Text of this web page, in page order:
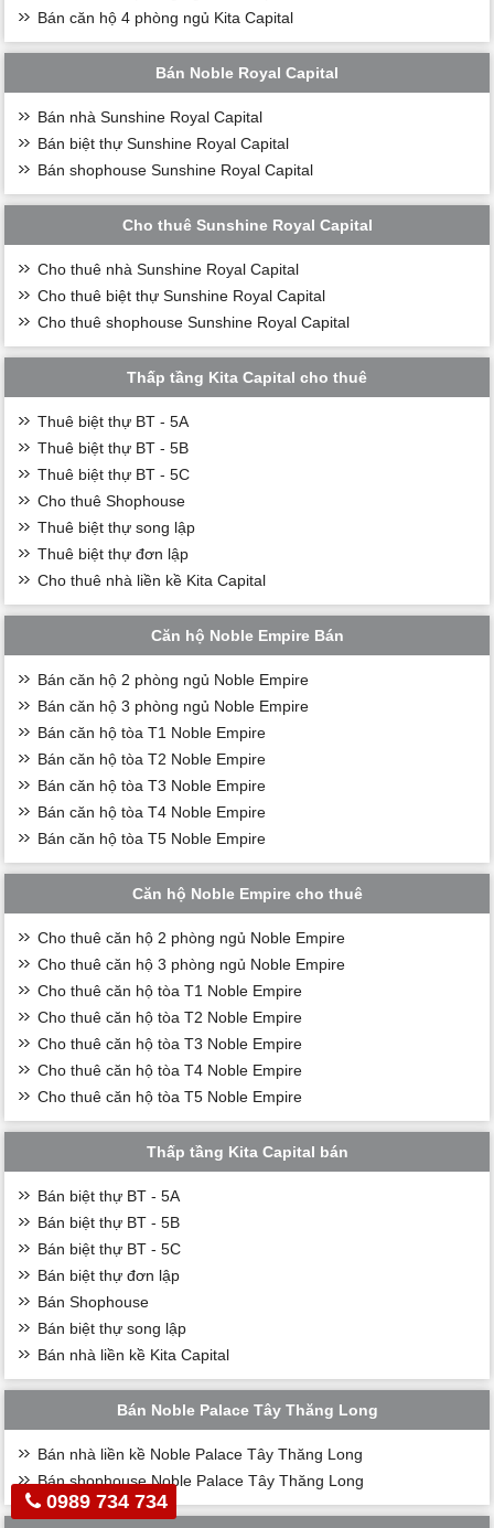
Bán căn hộ 4 phòng ngủ Kita Capital
Bán Noble Royal Capital
Bán nhà Sunshine Royal Capital
Bán biệt thự Sunshine Royal Capital
Bán shophouse Sunshine Royal Capital
Cho thuê Sunshine Royal Capital
Cho thuê nhà Sunshine Royal Capital
Cho thuê biệt thự Sunshine Royal Capital
Cho thuê shophouse Sunshine Royal Capital
Thấp tầng Kita Capital cho thuê
Thuê biệt thự BT - 5A
Thuê biệt thự BT - 5B
Thuê biệt thự BT - 5C
Cho thuê Shophouse
Thuê biệt thự song lập
Thuê biệt thự đơn lập
Cho thuê nhà liền kề Kita Capital
Căn hộ Noble Empire Bán
Bán căn hộ 2 phòng ngủ Noble Empire
Bán căn hộ 3 phòng ngủ Noble Empire
Bán căn hộ tòa T1 Noble Empire
Bán căn hộ tòa T2 Noble Empire
Bán căn hộ tòa T3 Noble Empire
Bán căn hộ tòa T4 Noble Empire
Bán căn hộ tòa T5 Noble Empire
Căn hộ Noble Empire cho thuê
Cho thuê căn hộ 2 phòng ngủ Noble Empire
Cho thuê căn hộ 3 phòng ngủ Noble Empire
Cho thuê căn hộ tòa T1 Noble Empire
Cho thuê căn hộ tòa T2 Noble Empire
Cho thuê căn hộ tòa T3 Noble Empire
Cho thuê căn hộ tòa T4 Noble Empire
Cho thuê căn hộ tòa T5 Noble Empire
Thấp tầng Kita Capital bán
Bán biệt thự BT - 5A
Bán biệt thự BT - 5B
Bán biệt thự BT - 5C
Bán biệt thự đơn lập
Bán Shophouse
Bán biệt thự song lập
Bán nhà liền kề Kita Capital
Bán Noble Palace Tây Thăng Long
Bán nhà liền kề Noble Palace Tây Thăng Long
Bán shophouse Noble Palace Tây Thăng Long
0989 734 734